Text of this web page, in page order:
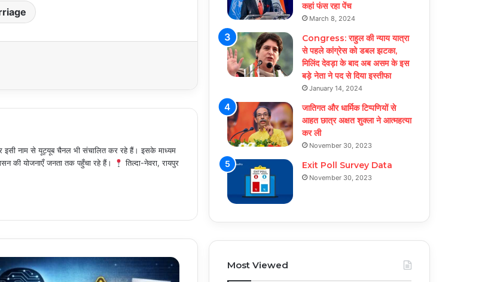
नाम से यूट्यूब चैनल भी संचालित कर रहे हैं। इसके माध्यम
की योजनाएँ जनता तक पहुँचा रहे हैं।
तिल्दा-नेवरा, रायपुर
कहां फंस रहा पेंच
March 8, 2024
Congress: राहुल की न्याय यात्रा
से पहले कांग्रेस को डबल झटका,
मिलिंद देवड़ा के बाद अब असम के इस
बड़े नेता ने पद से दिया इस्तीफा
January 14, 2024
जातिगत और धार्मिक टिप्पणियों से
आहत छात्र अक्षत शुक्ला ने आत्महत्या
कर ली
November 30, 2023
Exit Poll Survey Data
November 30, 2023
Most Viewed